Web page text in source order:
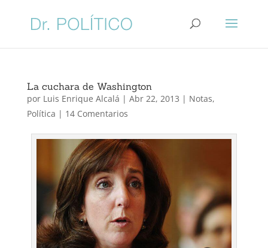
La cuchara de Washington
por Luis Enrique Alcalá | Abr 22, 2013 | Notas,
Política | 14 Comentarios